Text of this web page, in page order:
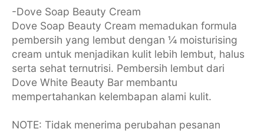
-Dove Soap Beauty Cream
Dove Soap Beauty Cream memadukan formula
pembersih yang lembut dengan ¼ moisturising
cream untuk menjadikan kulit lebih lembut, halus
serta sehat ternutrisi. Pembersih lembut dari
Dove White Beauty Bar membantu
mempertahankan kelembapan alami kulit.
NOTE: Tidak menerima perubahan pesanan